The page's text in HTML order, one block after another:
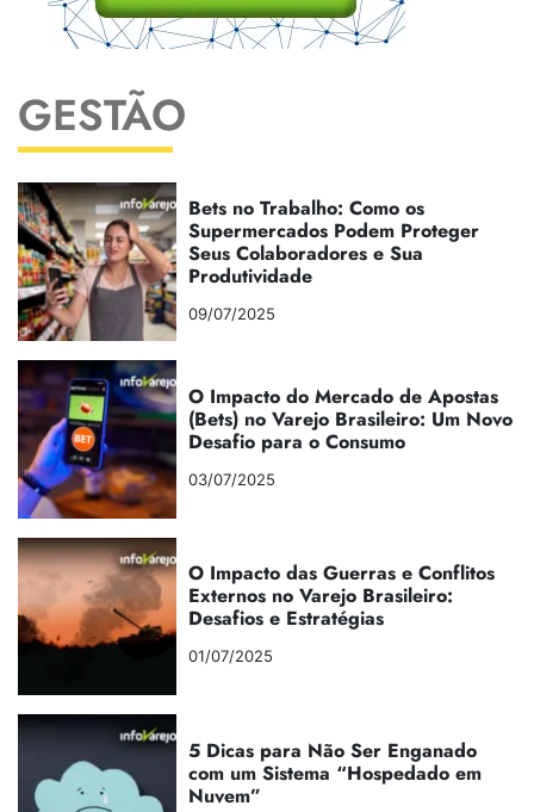
GESTÃO
Bets no Trabalho: Como os
Supermercados Podem Proteger
Seus Colaboradores e Sua
Produtividade
09/07/2025
O Impacto do Mercado de Apostas
(Bets) no Varejo Brasileiro: Um Novo
Desafio para o Consumo
03/07/2025
O Impacto das Guerras e Conflitos
Externos no Varejo Brasileiro:
Desafios e Estratégias
01/07/2025
5 Dicas para Não Ser Enganado
com um Sistema “Hospedado em
Nuvem”